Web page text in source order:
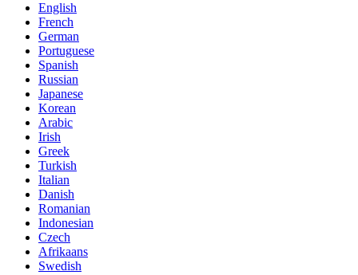
English
French
German
Portuguese
Spanish
Russian
Japanese
Korean
Arabic
Irish
Greek
Turkish
Italian
Danish
Romanian
Indonesian
Czech
Afrikaans
Swedish